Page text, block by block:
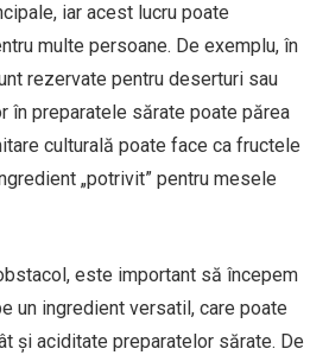
iar acest lucru poate
multe persoane. De exemplu, în
rezervate pentru deserturi sau
în preparatele sărate poate părea
culturală poate face ca fructele
„potrivit” pentru mesele
este important să începem
un ingredient versatil, care poate
și aciditate preparatelor sărate. De